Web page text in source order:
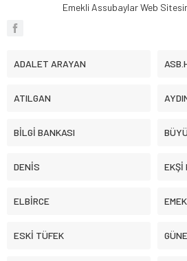
Emekli Assubaylar Web
ADALET ARAYAN
ATILGAN
BİLGİ BANKASI
DENİS EKŞİ
ELBİRCE
ESKİ TÜFEK